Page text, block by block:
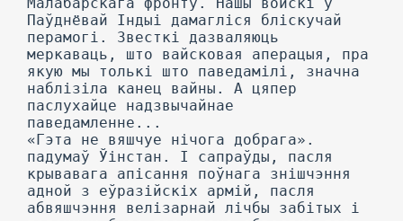
Паўднёвай Індыі дамагліся бліскучай
перамогі. Звесткі дазваляюць
меркаваць, што вайсковая аперацыя, пра
якую мы толькі што паведамілі, значна
наблізіла канец вайны. А цяпер
паслухайце надзвычайнае
паведамленне...
«Гэта не вяшчуе нічога добрага».
падумаў Ўінстан. I сапраўды, пасля
крывавага апісання поўнага знішчэння
адной з еўразійскіх армій, пасля
абвяшчэння велізарнай лічбы забітых і